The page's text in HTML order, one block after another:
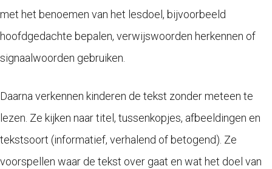
met het benoemen van het lesdoel, bijvoorbeeld
hoofdgedachte bepalen, verwijswoorden herkennen of
signaalwoorden gebruiken.
Daarna verkennen kinderen de tekst zonder meteen te
lezen. Ze kijken naar titel, tussenkopjes, afbeeldingen en
tekstsoort (informatief, verhalend of betogend). Ze
voorspellen waar de tekst over gaat en wat het doel van